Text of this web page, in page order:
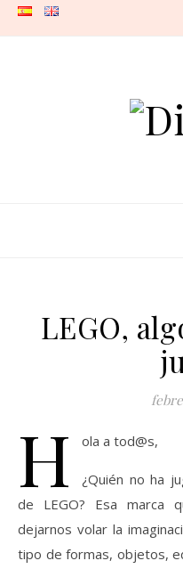
Skip to content
LEGO,
H ola a tod@s,
¿Quién no ha
de LEGO? Esa marca
dejarnos volar la
tipo de formas, objetos,